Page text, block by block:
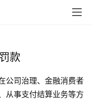
款
公司治理、金融消费者
从事支付结算业务等方